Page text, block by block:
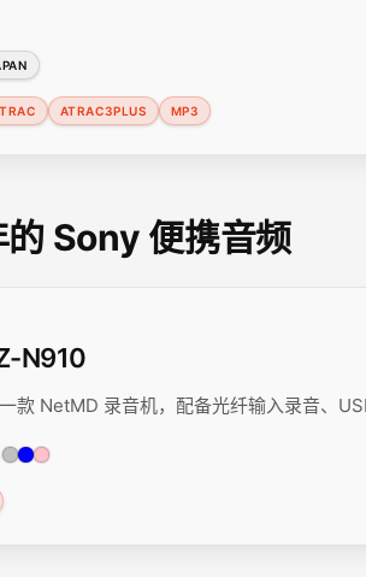
ATRAC3PLUS MP3
Sony 便携音频
N910
款 NetMD 录音机，配备光纤输入录音、